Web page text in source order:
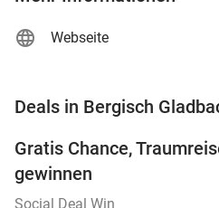
Webseite
Deals in Bergisch
Gratis Chance,
gewinnen
Social Deal Win